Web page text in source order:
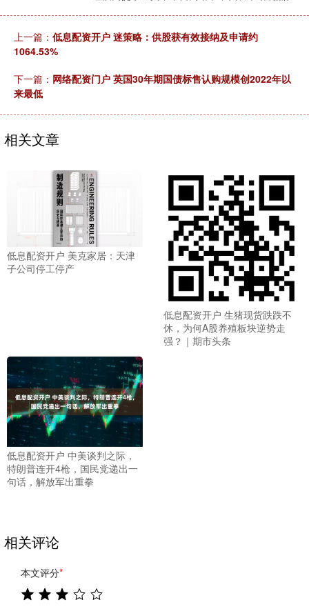
上一篇： 低息配资开户 迷策略：供股获有效接纳及申请约
1064.53%
下一篇： 网络配资门户 英国30年期国债标售认购规模创2022年以
来最低
相关文章
低息配资开户 美克家居：天津
子公司停工停产
低息配资开户 生猪现货跌跌不
休，为何A股养殖板块逆势走
强？｜期市头条
低息配资开户 中美谈判之际，
特朗普连开4枪，国民党递出一
句话，解放军出重拳
相关评论
本文评分*